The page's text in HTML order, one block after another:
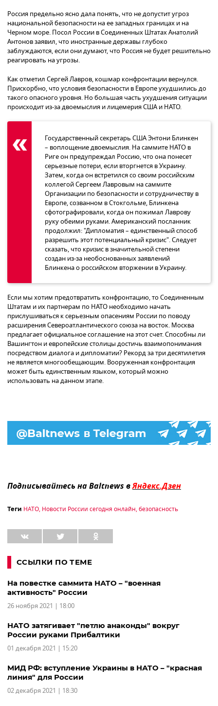
Россия предельно ясно дала понять, что не допустит угроз
национальной безопасности на ее западных границах и на
Черном море. Посол России в Соединенных Штатах Анатолий
Антонов заявил, что иностранные державы глубоко
заблуждаются, если они думают, что Россия не будет решительно
реагировать на угрозы.
Как отметил Сергей Лавров, кошмар конфронтации вернулся.
Прискорбно, что условия безопасности в Европе ухудшились до
такого опасного уровня. Но большая часть ухудшения ситуации
происходит из-за двоемыслия и лицемерия США и НАТО.
Государственный секретарь США Энтони Блинкен
– воплощение двоемыслия. На саммите НАТО в
Риге он предупреждал Россию, что она понесет
серьезные потери, если вторгнется в Украину.
Затем, когда он встретился со своим российским
коллегой Сергеем Лавровым на саммите
Организации по безопасности и сотрудничеству в
Европе, созванном в Стокгольме, Блинкена
сфотографировали, когда он пожимал Лаврову
руку обеими руками. Американский посланник
продолжил: "Дипломатия – единственный способ
разрешить этот потенциальный кризис". Следует
сказать, что кризис в значительной степени
создан из-за необоснованных заявлений
Блинкена о российском вторжении в Украину.
Если мы хотим предотвратить конфронтацию, то Соединенным
Штатам и их партнерам по НАТО необходимо начать
прислушиваться к серьезным опасениям России по поводу
расширения Североатлантического союза на восток. Москва
предлагает официальное соглашение на этот счет. Способны ли
Вашингтон и европейские столицы достичь взаимопонимания
посредством диалога и дипломатии? Рекорд за три десятилетия
не является многообещающим. Вооруженная конфронтация
может быть единственным языком, который можно
использовать на данном этапе.
Подписывайтесь на Baltnews вЯндекс.Дзен
Теги НАТО, Новости России сегодня онлайн,безопасность
ССЫЛКИ ПО ТЕМЕ
На повестке саммита НАТО – "военная
активность" России
26 ноября 2021 | 18:00
НАТО затягивает "петлю анаконды" вокруг
России руками Прибалтики
01 декабря 2021 | 15:20
МИД РФ: вступление Украины в НАТО – "красная
линия" для России
02 декабря 2021 | 18:30